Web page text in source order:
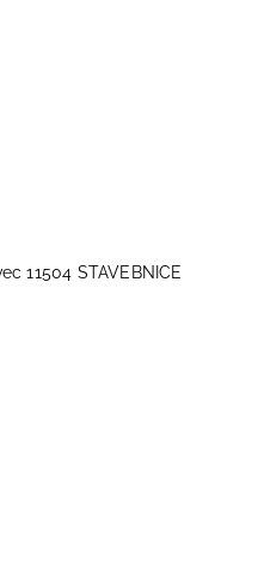
11504 STAVEBNICE